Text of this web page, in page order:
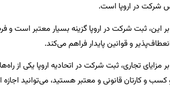
شرکت در اروپا است.
این، ثبت‌ شرکت در اروپا گزینه بسیار معتبر است و
و قوانین پایدار فراهم می‌کند.
مزایای تجاری، ثبت شرکت در اتحادیه اروپا یکی از
و کارتان قانونی و معتبر هستید، می‌توانید اجازه